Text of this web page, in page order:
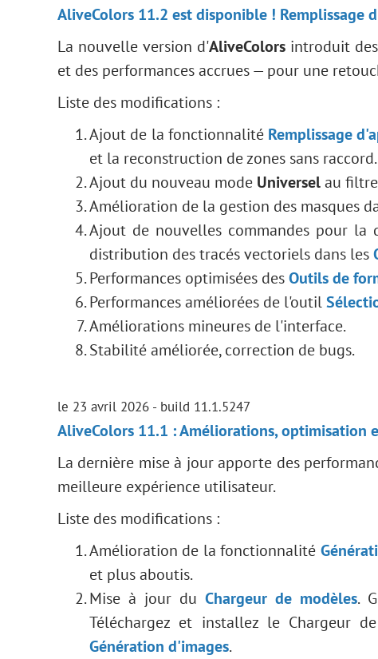
AliveColors 11.2 est disponible !
La nouvelle version d'AliveColors introduit
et des performances accrues — pour une
Liste des modifications :
Ajout de la fonctionnalité Remplissage
et la reconstruction de zones sans raccord.
Ajout du nouveau mode Universelau
Amélioration de la gestion des masques
Ajout de nouvelles commandes pour
distribution des tracés vectoriels dans les
Performances optimisées desOutils de
Performances améliorées de l'outil
Améliorations mineures de l'interface.
Stabilité améliorée, correction de bugs.
le 23 avril 2026 - build 11.1.5247
AliveColors 11.1 : Améliorations, optimisation
La dernière mise à jour apporte des
meilleure expérience utilisateur.
Liste des modifications :
Amélioration de la fonctionnalité
et plus aboutis.
Mise à jour duChargeur de modèles.
Téléchargez et installez le Chargeur
Génération d'images.